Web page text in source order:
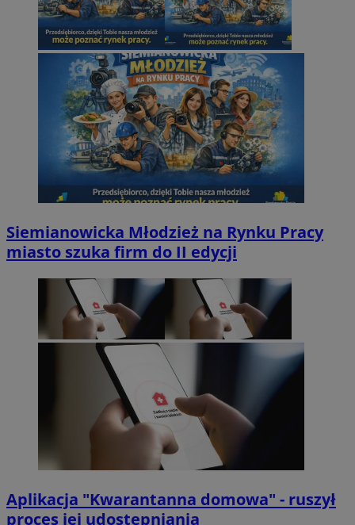
Siemianowicka Młodzież na Rynku Pracy
miasto szuka firm do II edycji
Aplikacja "Kwarantanna domowa" - ruszył
proces jej udostępniania